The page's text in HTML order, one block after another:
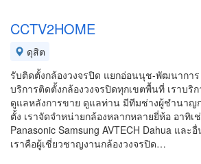
CCTV2HOME
ดุสิต
รับติดตั้งกล้องวงจรปิด แยกอ่อนนุช-พัฒนาการ
บริการติดตั้งกล้องวงจรปิดทุกเขตพื้นที่ เราบริ
ดูแลหลังการขาย ดูแลท่าน มีทีมช่างผู้ชำนาญ
ตั้ง เราจัดจำหน่ายกล้องหลากหลายยี่ห้อ อาทิเ
Panasonic Samsung AVTECH Dahua และ
เราคือผู้เชี่ยวชาญงานกล้องวงจรปิด…